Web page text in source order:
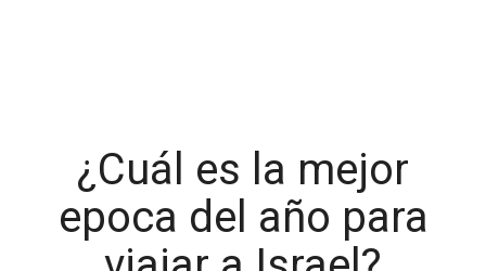
¿Cuál es la mejor
epoca del año para